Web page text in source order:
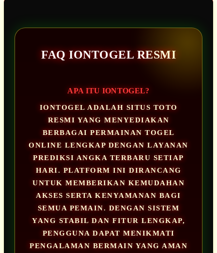
FAQ IONTOGEL RESMI
APA ITU IONTOGEL?
IONTOGEL ADALAH SITUS TOTO
RESMI YANG MENYEDIAKAN
BERBAGAI PERMAINAN TOGEL
ONLINE LENGKAP DENGAN LAYANAN
PREDIKSI ANGKA TERBARU SETIAP
HARI. PLATFORM INI DIRANCANG
UNTUK MEMBERIKAN KEMUDAHAN
AKSES SERTA KENYAMANAN BAGI
SEMUA PEMAIN. DENGAN SISTEM
YANG STABIL DAN FITUR LENGKAP,
PENGGUNA DAPAT MENIKMATI
PENGALAMAN BERMAIN YANG AMAN